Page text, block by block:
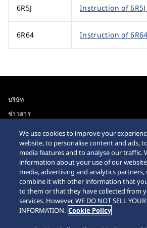
6R5J Instruction of
6R64 Instruction of
บริษัท
ข่าวสาร
ความสามารถในการเข้าถึง
ข่าวสาร
คำเตือนเกี่
นาฬิกาบน
Sitemap
We use cookies to improve your
website, to personalise content and ads,
media features and to analyse our traffic.
information about your use of our
media, advertising and analytics partners,
combine it with other information that
to them or that they have collected from
services. However, WE DO NOT SELL
INFORMATION. Cookie Policy